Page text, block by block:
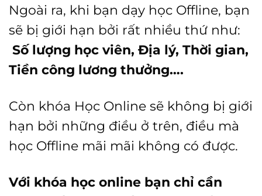
Ngoài ra, khi bạn dạy học Offline, bạn
sẽ bị giới hạn bởi rất nhiều thứ như:
Số lượng học viên, Địa lý, Thời gian,
Tiền công lương thưởng….
Còn khóa Học Online sẽ không bị giới
hạn bởi những điều ở trên, điều mà
học Offline mãi mãi không có được.
Với khóa học online bạn chỉ cần